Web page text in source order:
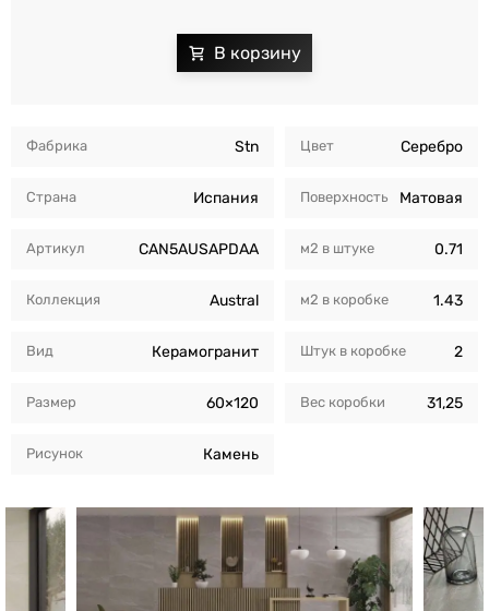
Фабрика Stn
Страна Испания
Артикул CAN5AUSAPDAA
Коллекция Austral
Вид Керамогранит
Размер 60×120
Рисунок Камень
Цвет Серебро
Поверхность Матовая
м2 в штуке 0.71
м2 в коробкe 1.43
Штук в коробкe 2
Вес коробки 31,25